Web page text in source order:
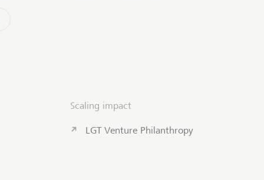
Scaling impact
LGT Venture Philanthropy